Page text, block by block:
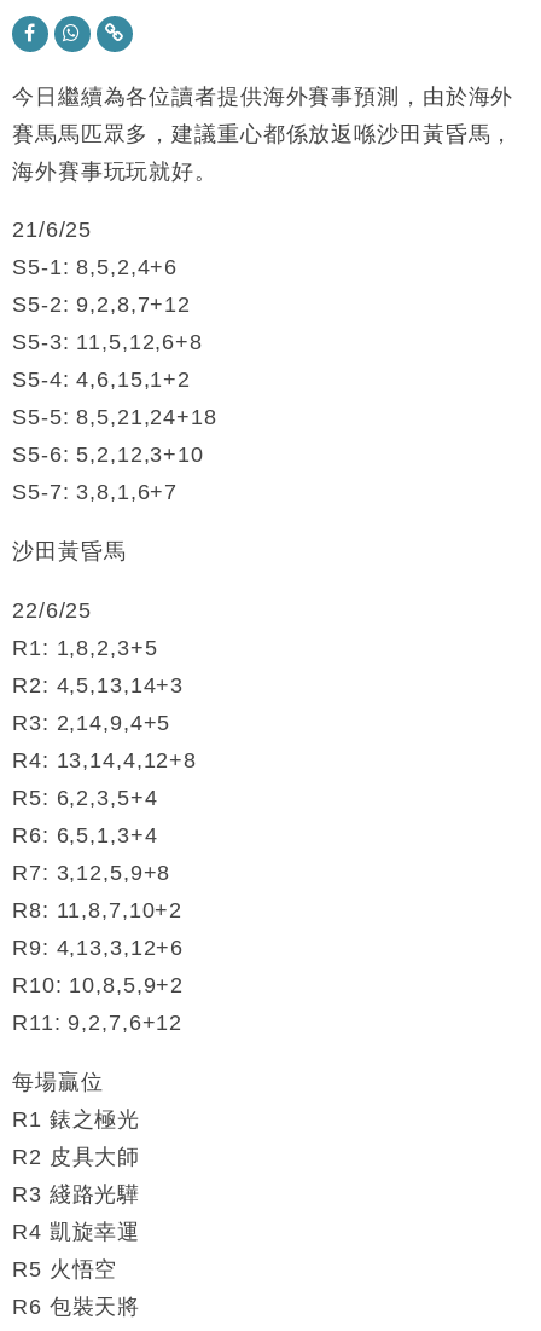
17:33
及消費表現
損失近6900萬元
16:05
財經｜日經失守6.5萬點後回穩 全周仍升近2%
13:44
財經｜內地7月美元計價出口增近24%勝預期 貿易順
差達1125億美元
12:44
財經｜日本春季三度入市撐日圓 4月單日斥6.28萬億
日圓干預創新高
國際｜特朗普料美伊戰事快結束 承認部分彈藥庫存緊
張
15:59
財經｜SA售股自救後再出手 斥4億美元押注未上市公
今日繼續為各位讀者提供海外賽事預測，由於海外
賽馬馬匹眾多，建議重心都係放返喺沙田黃昏馬，
海外賽事玩玩就好。
21/6/25
S5-1: 8,5,2,4+6
S5-2: 9,2,8,7+12
S5-3: 11,5,12,6+8
S5-4: 4,6,15,1+2
S5-5: 8,5,21,24+18
S5-6: 5,2,12,3+10
S5-7: 3,8,1,6+7
沙田黃昏馬
22/6/25
R1: 1,8,2,3+5
R2: 4,5,13,14+3
R3: 2,14,9,4+5
R4: 13,14,4,12+8
R5: 6,2,3,5+4
R6: 6,5,1,3+4
R7: 3,12,5,9+8
R8: 11,8,7,10+2
R9: 4,13,3,12+6
R10: 10,8,5,9+2
R11: 9,2,7,6+12
每場贏位
R1 錶之極光
R2 皮具大師
R3 綫路光驊
R4 凱旋幸運
R5 火悟空
R6 包裝天將